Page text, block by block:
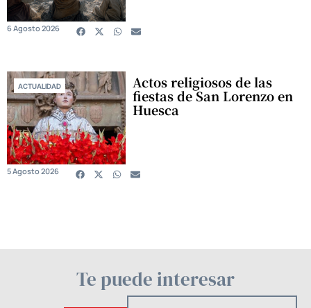
6 Agosto 2026
ACTUALIDAD Actos religiosos de las
fiestas de San Lorenzo en
Huesca
5 Agosto 2026
Te puede interesar